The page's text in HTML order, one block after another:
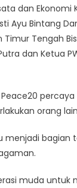
dan Ekonomi
Ayu Bintang
Tengah
dan Ketua
orang
menjadi bagian
muda